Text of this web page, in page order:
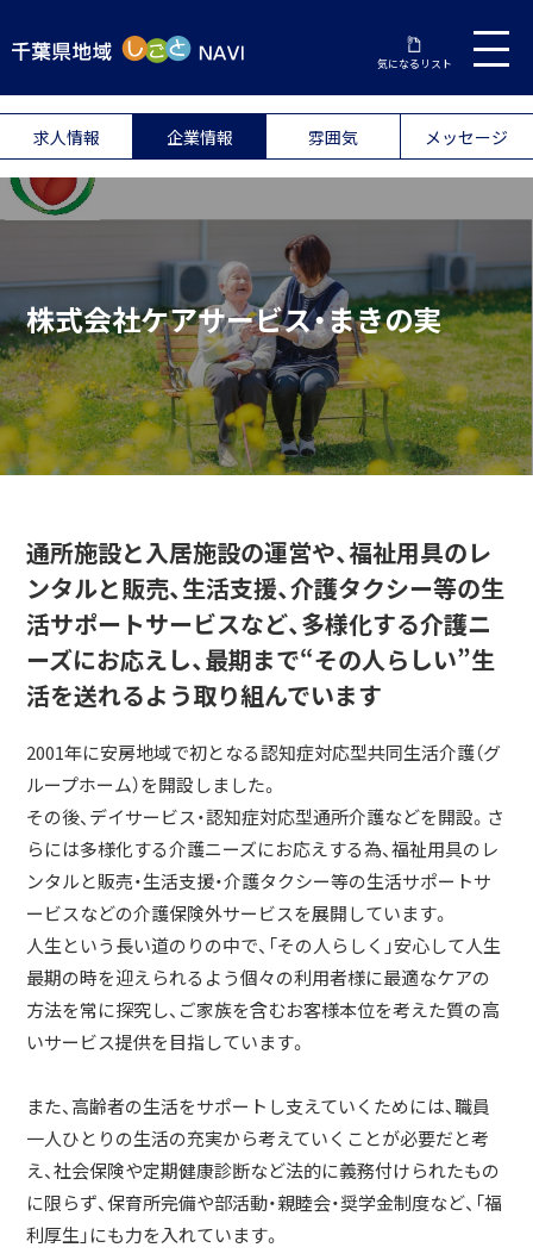
気になるリスト
求人情報 企業情報 雰囲気 メッセージ
株式会社ケアサービス・まきの実
通所施設と入居施設の運営や、福祉用具のレ
ンタルと販売、生活支援、介護タクシー等の生
活サポートサービスなど、多様化する介護ニ
ーズにお応えし、最期まで“その人らしい”生
活を送れるよう取り組んでいます
2001年に安房地域で初となる認知症対応型共同生活介護（グ
ループホーム）を開設しました。
その後、デイサービス・認知症対応型通所介護などを開設。さ
らには多様化する介護ニーズにお応えする為、福祉用具のレ
ンタルと販売・生活支援・介護タクシー等の生活サポートサ
ービスなどの介護保険外サービスを展開しています。
人生という長い道のりの中で、「その人らしく」安心して人生
最期の時を迎えられるよう個々の利用者様に最適なケアの
方法を常に探究し、ご家族を含むお客様本位を考えた質の高
いサービス提供を目指しています。
また、高齢者の生活をサポートし支えていくためには、職員
一人ひとりの生活の充実から考えていくことが必要だと考
え、社会保険や定期健康診断など法的に義務付けられたもの
に限らず、保育所完備や部活動・親睦会・奨学金制度など、「福
利厚生」にも力を入れています。